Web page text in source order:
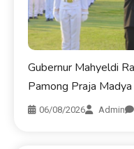
Gubernur Mahyeldi
Pamong Praja
06/08/2026 Admin